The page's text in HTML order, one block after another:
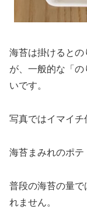
海苔は掛けると
が、一般的な「
いです。
写真ではイマイチ
海苔まみれのポテ
普段の海苔の量
れません。